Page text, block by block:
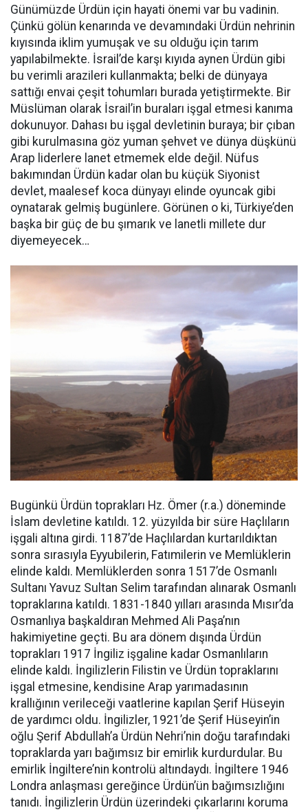
Günümüzde Ürdün için hayati önemi var bu vadinin.
Çünkü gölün kenarında ve devamındaki Ürdün nehrinin
kıyısında iklim yumuşak ve su olduğu için tarım
yapılabilmekte. İsrail’de karşı kıyıda aynen Ürdün gibi
bu verimli arazileri kullanmakta; belki de dünyaya
sattığı envai çeşit tohumları burada yetiştirmekte. Bir
Müslüman olarak İsrail’in buraları işgal etmesi kanıma
dokunuyor. Dahası bu işgal devletinin buraya; bir çıban
gibi kurulmasına göz yuman şehvet ve dünya düşkünü
Arap liderlere lanet etmemek elde değil. Nüfus
bakımından Ürdün kadar olan bu küçük Siyonist
devlet, maalesef koca dünyayı elinde oyuncak gibi
oynatarak gelmiş bugünlere. Görünen o ki, Türkiye’den
başka bir güç de bu şımarık ve lanetli millete dur
diyemeyecek…
Bugünkü Ürdün toprakları Hz. Ömer (r.a.) döneminde
İslam devletine katıldı. 12. yüzyılda bir süre Haçlıların
işgali altına girdi. 1187’de Haçlılardan kurtarıldıktan
sonra sırasıyla Eyyubilerin, Fatımilerin ve Memlüklerin
elinde kaldı. Memlüklerden sonra 1517’de Osmanlı
Sultanı Yavuz Sultan Selim tarafından alınarak Osmanlı
topraklarına katıldı. 1831-1840 yılları arasında Mısır’da
Osmanlıya başkaldıran Mehmed Ali Paşa’nın
hakimiyetine geçti. Bu ara dönem dışında Ürdün
toprakları 1917 İngiliz işgaline kadar Osmanlıların
elinde kaldı. İngilizlerin Filistin ve Ürdün topraklarını
işgal etmesine, kendisine Arap yarımadasının
krallığının verileceği vaatlerine kapılan Şerif Hüseyin
de yardımcı oldu. İngilizler, 1921’de Şerif Hüseyin’in
oğlu Şerif Abdullah’a Ürdün Nehri’nin doğu tarafındaki
topraklarda yarı bağımsız bir emirlik kurdurdular. Bu
emirlik İngiltere’nin kontrolü altındaydı. İngiltere 1946
Londra anlaşması gereğince Ürdün’ün bağımsızlığını
tanıdı. İngilizlerin Ürdün üzerindeki çıkarlarını koruma